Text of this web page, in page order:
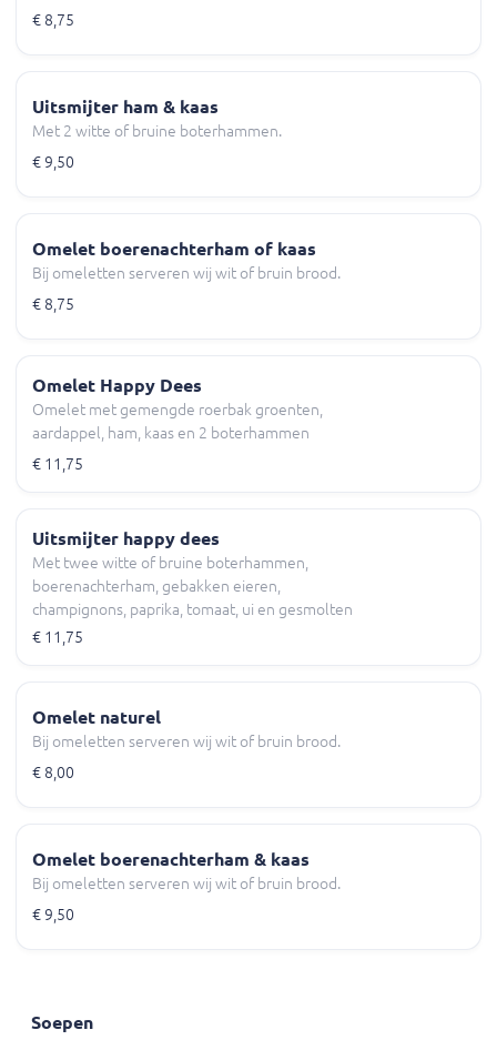
€ 8,75
Uitsmijter ham & kaas
Met 2 witte of bruine boterhammen.
€ 9,50
Omelet boerenachterham of kaas
Bij omeletten serveren wij wit of bruin brood.
€ 8,75
Omelet Happy Dees
Omelet met gemengde roerbak groenten,
aardappel, ham, kaas en 2 boterhammen
€ 11,75
Uitsmijter happy dees
Met twee witte of bruine boterhammen,
boerenachterham, gebakken eieren,
champignons, paprika, tomaat, ui en gesmolten
kaas.
€ 11,75
Omelet naturel
Bij omeletten serveren wij wit of bruin brood.
€ 8,00
Omelet boerenachterham & kaas
Bij omeletten serveren wij wit of bruin brood.
€ 9,50
Soepen